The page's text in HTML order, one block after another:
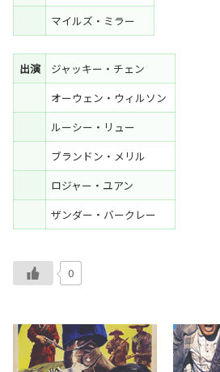
マイルズ・ミラー
出演
ジャッキー・チェン
オーウェン・ウィルソン
ルーシー・リュー
ブランドン・メリル
ロジャー・ユアン
ザンダー・バークレー
0